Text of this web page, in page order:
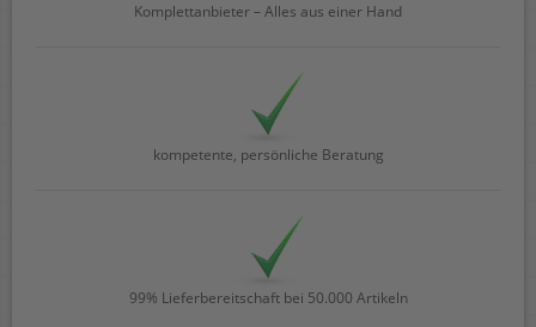
Komplettanbieter – Alles aus einer Hand
kompetente, persönliche Beratung
99% Lieferbereitschaft bei 50.000 Artikeln